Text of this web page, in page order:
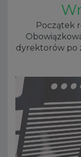
Początek
dyrektorów po